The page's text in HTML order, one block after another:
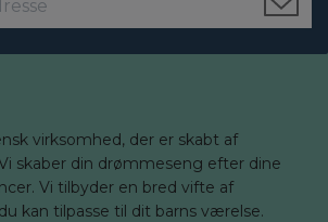
virksomhed, der er skabt af
skaber din drømmeseng efter dine
Vi tilbyder en bred vifte af
kan tilpasse til dit barns værelse.